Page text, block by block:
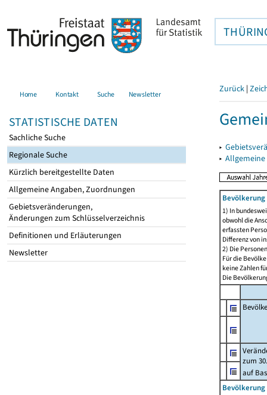
Home Kontakt Suche Newsletter
STATISTISCHE DATEN
Sachliche Suche
Regionale Suche
Kürzlich bereitgestellte Daten
Allgemeine Angaben, Zuordnungen
Gebietsveränderungen,
Änderungen zum Schlüsselverzeichnis
Definitionen und Erläuterungen
Newsletter
Zurück |
▸
▸
1) In
obwohl die
erfassten
Differenz von
2) Die
Für die
keine Zahlen
Die
zum
auf
Bevölkerung